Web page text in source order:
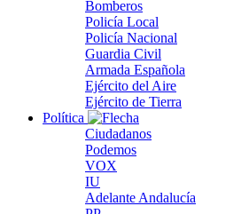
Bomberos
Policía Local
Policía Nacional
Guardia Civil
Armada Española
Ejército del Aire
Ejército de Tierra
Política
Ciudadanos
Podemos
VOX
IU
Adelante Andalucía